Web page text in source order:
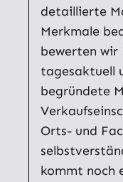
detaillierte
Merkmale
bewerten wir
tagesaktuell
begründete
Orts- und
kommt noch